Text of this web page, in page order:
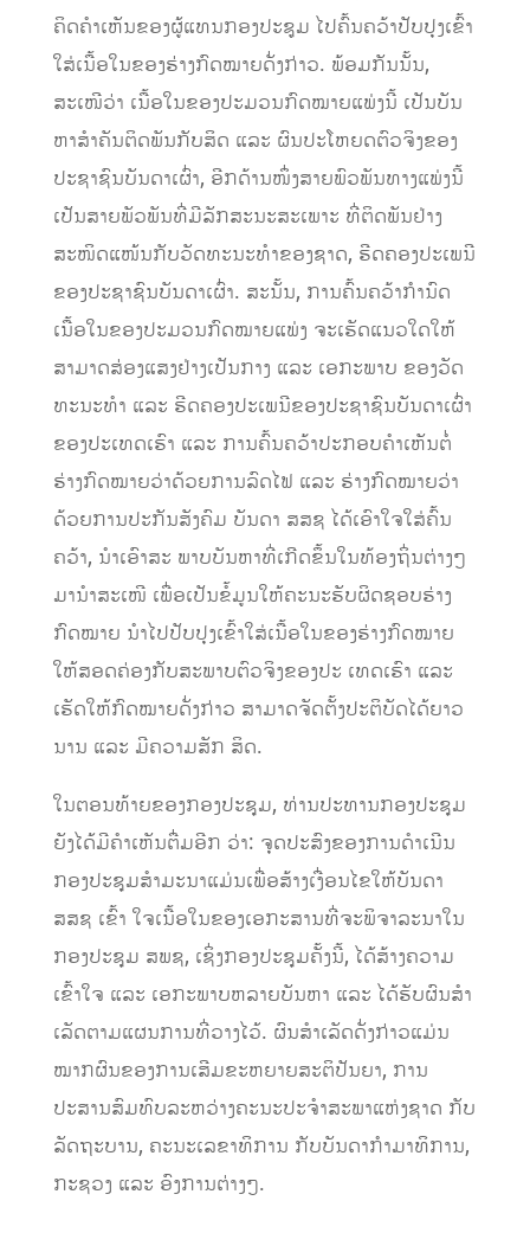
ຄິດຄໍາເຫັນຂອງຜູ້ແທນກອງປະຊູມ ໄປຄົ້ນຄວ້າປັບປຸງເຂົ້າ
ໃສ່ເນື້ອໃນຂອງຮ່າງກົດໝາຍດັ່ງກ່າວ. ພ້ອມກັນນັ້ນ,
ສະເໜີວ່າ ເນື້ອໃນຂອງປະມວນກົດໝາຍແພ່ງນີ້ ເປັນບັນ
ຫາສໍາຄັນຕິດພັນກັບສິດ ແລະ ຜົນປະໂຫຍດຕົວຈິງຂອງ
ປະຊາຊົນບັນດາເຜົ່າ, ອີກດ້ານໜຶ່ງສາຍພົວພັນທາງແພ່ງນີ້
ເປັນສາຍພັວພັນທີ່ມີລັກສະນະສະເພາະ ທີ່ຕິດພັນຢ່າງ
ສະໜິດແໜ້ນກັບວັດທະນະທໍາຂອງຊາດ, ຮີດຄອງປະເພນີ
ຂອງປະຊາຊົນບັນດາເຜົ່າ. ສະນັ້ນ, ການຄົ້ນຄວ້າກໍານົດ
ເນື້ອໃນຂອງປະມວນກົດໝາຍແພ່ງ ຈະເຮັດແນວໃດໃຫ້
ສາມາດສ່ອງແສງຢ່າງເປັນກາງ ແລະ ເອກະພາບ ຂອງວັດ
ທະນະທໍາ ແລະ ຮີດຄອງປະເພນີຂອງປະຊາຊົນບັນດາເຜົ່າ
ຂອງປະເທດເຮົາ ແລະ ການຄົ້ນ​ຄວ້າປະກອບຄໍາເຫັນຕໍ່
ຮ່າງກົດໝາຍວ່າດ້ວຍການລົດໄຟ ແລະ ຮ່າງກົດໝາຍວ່າ
ດ້ວຍການປະກັນສັງຄົມ ບັນດາ ສສຊ ໄດ້ເອົາໃຈໃສ່ຄົ້ນ
ຄວ້າ, ນໍາເອົາສະ ພາບບັນຫາທີ່ເກີດຂຶ້ນໃນທ້ອງຖິ່ນຕ່າງໆ
ມານໍາສະເໜີ ເພື່ອເປັນຂໍ້ມູນໃຫ້ຄະນະຮັບຜິດຊອບຮ່າງ
ກົດໝາຍ ນໍາໄປປັບປຸງເຂົ້າໃສ່ເນື້ອໃນຂອງຮ່າງກົດໝາຍ
ໃຫ້ສອດຄ່ອງກັບສະພາບຕົວຈິງຂອງປະ ເທດເຮົາ ແລະ
ເຮັດໃຫ້ກົດໝາຍດັ່ງກ່າວ ສາມາດຈັດຕັ້ງປະຕິບັດໄດ້ຍາວ
ນານ ແລະ ມີຄວາມສັກ ສິດ.
ໃນຕອນທ້າຍຂອງກອງປະຊຸມ, ທ່ານປະທານກອງປະຊຸມ
ຍັງໄດ້ມີຄໍາເຫັນຕື່ມອີກ ວ່າ: ຈຸດປະສົງຂອງການດໍາເນີນ
ກອງປະຊຸມສໍາມະນາແມ່ນເພື່ອສ້າງເງື່ອນໄຂໃຫ້ບັນດາ
ສສຊ ເຂົ້າ ໃຈເນື້ອໃນຂອງເອກະສານທີ່ຈະພິຈາລະນາໃນ
ກອງປະຊຸມ ສພຊ, ເຊິ່ງກອງປະຊຸມຄັ້ງນີ້, ໄດ້ສ້າງຄວາມ
ເຂົ້າໃຈ ແລະ ເອກະພາບຫລາຍບັນຫາ ແລະ ໄດ້ຮັບຜົນສໍາ
ເລັດຕາມແຜນການທີ່ວາງໄວ້. ຜົນສໍາເລັດດັ່ງກ່າວແມ່ນ
ໝາກຜົນຂອງການເສີມຂະຫຍາຍສະຕິປັນຍາ, ການ
ປະສານສົມທົບລະຫວ່າງຄະນະປະຈໍາສະພາແຫ່ງຊາດ ກັບ
ລັດຖະບານ, ຄະນະເລຂາທິການ ກັບບັນດາກໍາມາທິການ,
ກະຊວງ ແລະ ອົງການຕ່າງໆ.